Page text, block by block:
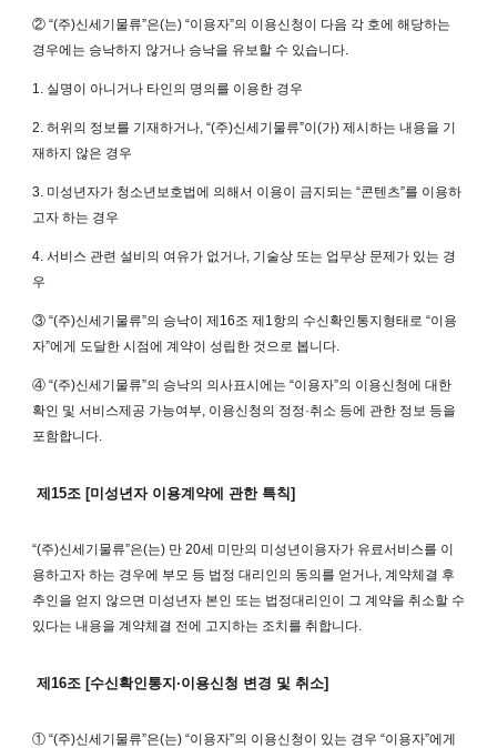
② “(주)신세기물류”은(는) “이용자”의 이용신청이 다음 각 호에 해당하는
경우에는 승낙하지 않거나 승낙을 유보할 수 있습니다.
1. 실명이 아니거나 타인의 명의를 이용한 경우
2. 허위의 정보를 기재하거나, “(주)신세기물류”이(가) 제시하는 내용을 기
재하지 않은 경우
3. 미성년자가 청소년보호법에 의해서 이용이 금지되는 “콘텐츠”를 이용하
고자 하는 경우
4. 서비스 관련 설비의 여유가 없거나, 기술상 또는 업무상 문제가 있는 경
우
③ “(주)신세기물류”의 승낙이 제16조 제1항의 수신확인통지형태로 “이용
자”에게 도달한 시점에 계약이 성립한 것으로 봅니다.
④ “(주)신세기물류”의 승낙의 의사표시에는 “이용자”의 이용신청에 대한
확인 및 서비스제공 가능여부, 이용신청의 정정·취소 등에 관한 정보 등을
포함합니다.
제15조 [미성년자 이용계약에 관한 특칙]
“(주)신세기물류”은(는) 만 20세 미만의 미성년이용자가 유료서비스를 이
용하고자 하는 경우에 부모 등 법정 대리인의 동의를 얻거나, 계약체결 후
추인을 얻지 않으면 미성년자 본인 또는 법정대리인이 그 계약을 취소할 수
있다는 내용을 계약체결 전에 고지하는 조치를 취합니다.
제16조 [수신확인통지·이용신청 변경 및 취소]
① “(주)신세기물류”은(는) “이용자”의 이용신청이 있는 경우 “이용자”에게